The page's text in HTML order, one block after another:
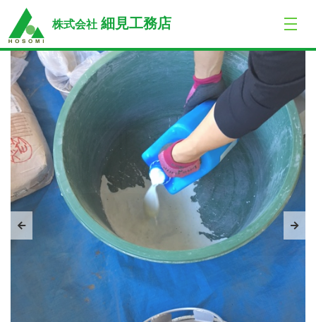
株式会社 細見工務店
トップ